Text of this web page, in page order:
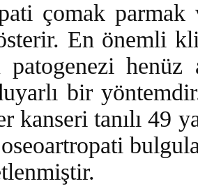
çomak
En önemli
patogenezi
bir
kanseri tanılı 49